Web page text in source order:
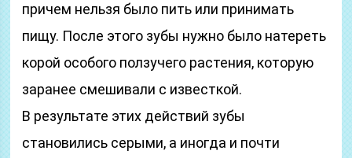
причем нельзя было пить или принимать
пищу. После этого зубы нужно было натереть
корой особого ползучего растения, которую
заранее смешивали с известкой.
В результате этих действий зубы
становились серыми, а иногда и почти